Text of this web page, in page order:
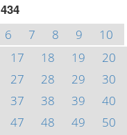
434
6 7 8 9
10
17 18 19
20
27 28 29
30
37 38 39
40
47 48 49
50